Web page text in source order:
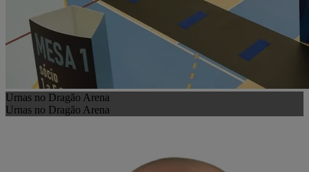
Urnas no Dragão Arena
Urnas no Dragão Arena